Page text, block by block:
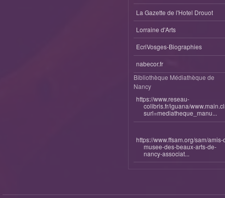
La Gazette de l'Hotel Drouot
Lorraine d'Arts
EcriVosges-Biographies
nabecor.fr
Bibliothèque Médiathèque de
Nancy
https://www.reseau-
colibris.fr/iguana/
surl=mediatheque_manu...
https://www.ffsam.org/sam/amis-
musee-des-beaux-arts-de-
nancy-associat...